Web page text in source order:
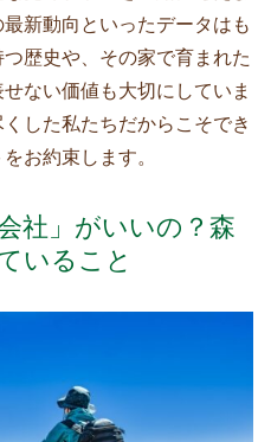
新動向といったデータはも
歴史や、その家で育まれた
ない価値も大切にしていま
した私たちだからこそでき
お約束します。
社」がいいの？森
いること